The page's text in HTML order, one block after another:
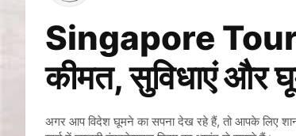
Singapore Tour
कीमत, सुविधाएं और
अगर आप विदेश घूमने का सपना देख रहे हैं, तो आपके लिए